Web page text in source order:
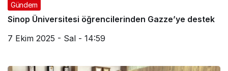
Gündem
Sinop Üniversitesi öğrencilerinden Gazze’ye destek
7 Ekim 2025 - Sal - 14:59